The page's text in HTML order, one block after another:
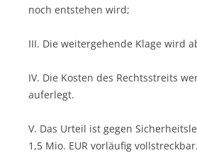
noch entstehen wird;
III. Die weitergehende Klage wird
IV. Die Kosten des Rechtsstreits
auferlegt.
V. Das Urteil ist gegen
1,5 Mio. EUR vorläufig vollstreckbar.